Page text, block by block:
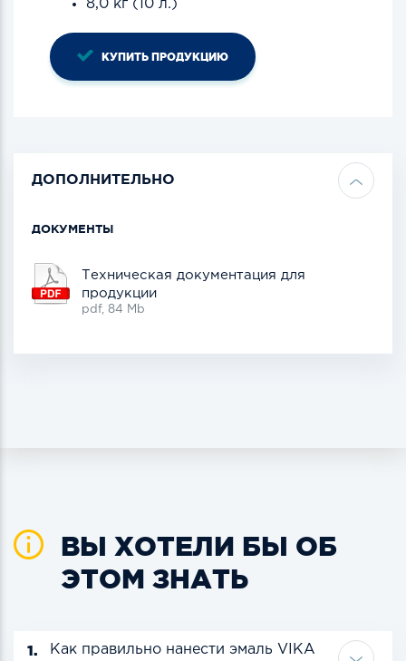
8,0 кг (10 л.)
КУПИТЬ ПРОДУКЦИЮ
ДОПОЛНИТЕЛЬНО
ДОКУМЕНТЫ
Техническая документация для
продукции
pdf, 84 Mb
ВЫ ХОТЕЛИ БЫ ОБ
ЭТОМ ЗНАТЬ
1.
Как правильно нанести эмаль VIKA